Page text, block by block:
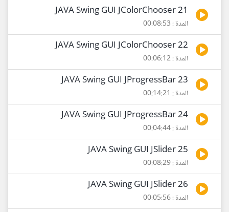
21 JAVA Swing GUI JColorChooser
المدة : 00:08:53
22 JAVA Swing GUI JColorChooser
المدة : 00:06:12
23 JAVA Swing GUI JProgressBar
المدة : 00:14:21
24 JAVA Swing GUI JProgressBar
المدة : 00:04:44
25 JAVA Swing GUI JSlider
المدة : 00:08:29
26 JAVA Swing GUI JSlider
المدة : 00:05:56